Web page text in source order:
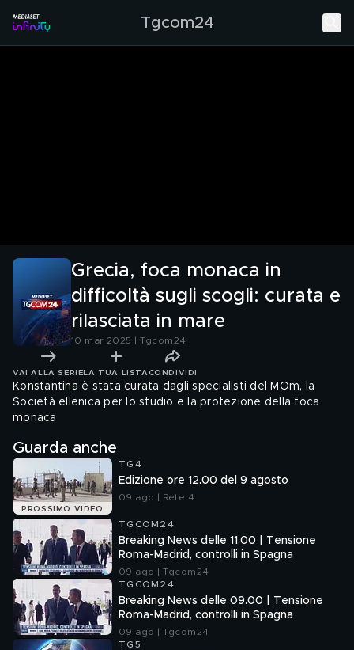
Tgcom24
Grecia, foca monaca in
difficoltà sugli scogli: curata e
rilasciata in mare
10 mar 2025 | Tgcom24
VAI ALLA SERIE LA TUA LISTA CONDIVIDI
Konstantina è stata curata dagli specialisti del MOm, la
Società ellenica per lo studio e la protezione della foca
monaca
Guarda anche
PROSSIMO VIDEO
TG4
Edizione ore 12.00 del 9 agosto
09 ago | Rete 4
TGCOM24
Breaking News delle 11.00 | Tensione
Roma-Madrid, controlli in Spagna
09 ago | Tgcom24
TGCOM24
Breaking News delle 09.00 | Tensione
Roma-Madrid, controlli in Spagna
09 ago | Tgcom24
TG5